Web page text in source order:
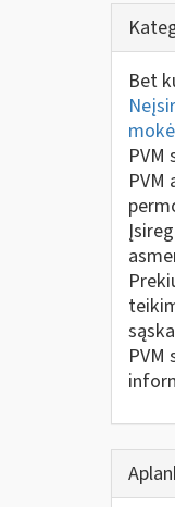
Bet
PVM